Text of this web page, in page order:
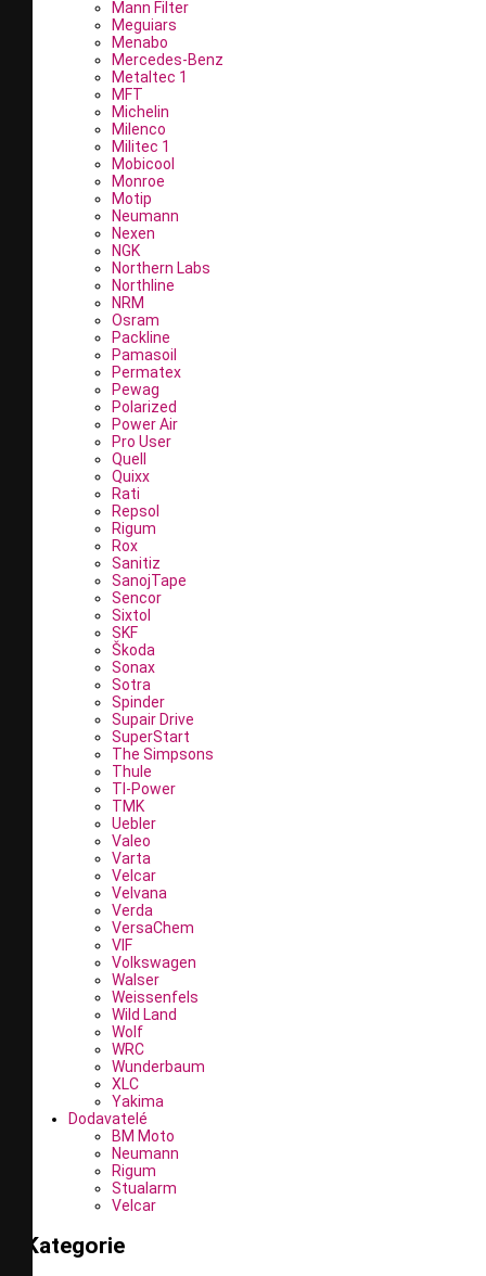
Mann Filter
Meguiars
Menabo
Mercedes-Benz
Metaltec 1
MFT
Michelin
Milenco
Militec 1
Mobicool
Monroe
Motip
Neumann
Nexen
NGK
Northern Labs
Northline
NRM
Osram
Packline
Pamasoil
Permatex
Pewag
Polarized
Power Air
Pro User
Quell
Quixx
Rati
Repsol
Rigum
Rox
Sanitiz
SanojTape
Sencor
Sixtol
SKF
Škoda
Sonax
Sotra
Spinder
Supair Drive
SuperStart
The Simpsons
Thule
TI-Power
TMK
Uebler
Valeo
Varta
Velcar
Velvana
Verda
VersaChem
VIF
Volkswagen
Walser
Weissenfels
Wild Land
Wolf
WRC
Wunderbaum
XLC
Yakima
Dodavatelé
BM Moto
Neumann
Rigum
Stualarm
Velcar
Kategorie